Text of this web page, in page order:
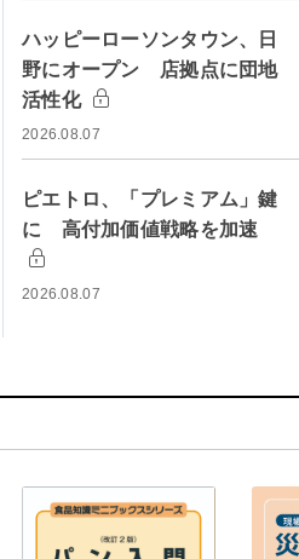
ハッピーローソンタウン、日
野にオープン 店拠点に団地
活性化
2026.08.07
ピエトロ、「プレミアム」鍵
に 高付加価値戦略を加速
2026.08.07